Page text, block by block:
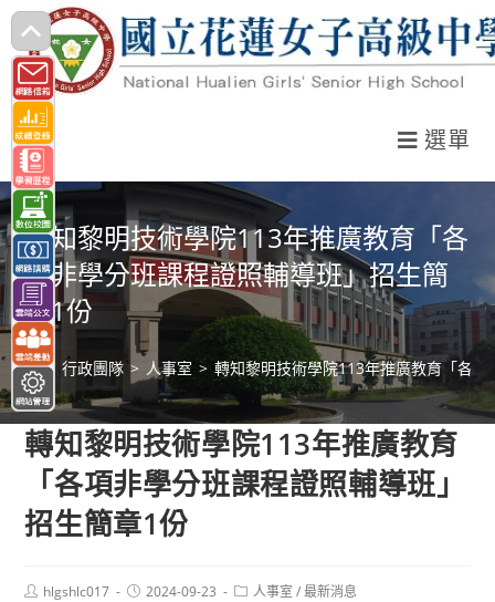
跳
轉
至
主
要
內
容
選單
轉知黎明技術學院113年推廣教育「各
項非學分班課程證照輔導班」招生簡
章1份
> 行政團隊 > 人事室 > 轉知黎明技術學院113年推廣教育「各
轉知黎明技術學院113年推廣教育
「各項非學分班課程證照輔導班」
招生簡章1份
Posthlgshlc017
Post2024-09-23
Post人事室 / 最新消息